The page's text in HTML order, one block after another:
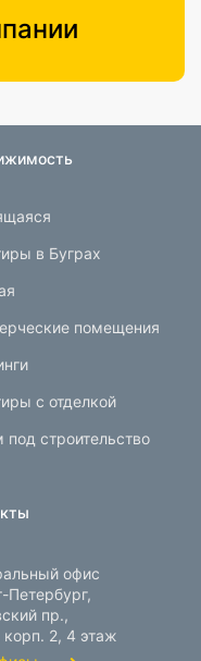
в Буграх
помещения
с отделкой
под строительство
офис
Петербург,
пр.,
2, 4 этаж